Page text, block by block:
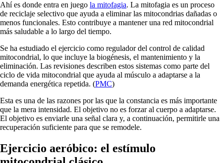
Ahí es donde entra en juego la mitofagia. La mitofagia es un proceso
de reciclaje selectivo que ayuda a eliminar las mitocondrias dañadas o
menos funcionales. Esto contribuye a mantener una red mitocondrial
más saludable a lo largo del tiempo.
Se ha estudiado el ejercicio como regulador del control de calidad
mitocondrial, lo que incluye la biogénesis, el mantenimiento y la
eliminación. Las revisiones describen estos sistemas como parte del
ciclo de vida mitocondrial que ayuda al músculo a adaptarse a la
demanda energética repetida. (PMC)
Esta es una de las razones por las que la constancia es más importante
que la mera intensidad. El objetivo no es forzar al cuerpo a adaptarse.
El objetivo es enviarle una señal clara y, a continuación, permitirle una
recuperación suficiente para que se remodele.
Ejercicio aeróbico: el estímulo